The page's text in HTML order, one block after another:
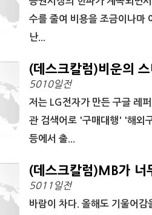
수를 줄여 비용을 조금이나마
난...
(데스크칼럼)비운의
5010일전
저는 LG전자가 만든 구글 레
관 검색어로 '구매대행' '해외
등에서 출...
(데스크칼럼)MB가 너
5011일전
바람이 차다. 올해도 기울어감